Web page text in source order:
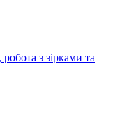
з зірками та